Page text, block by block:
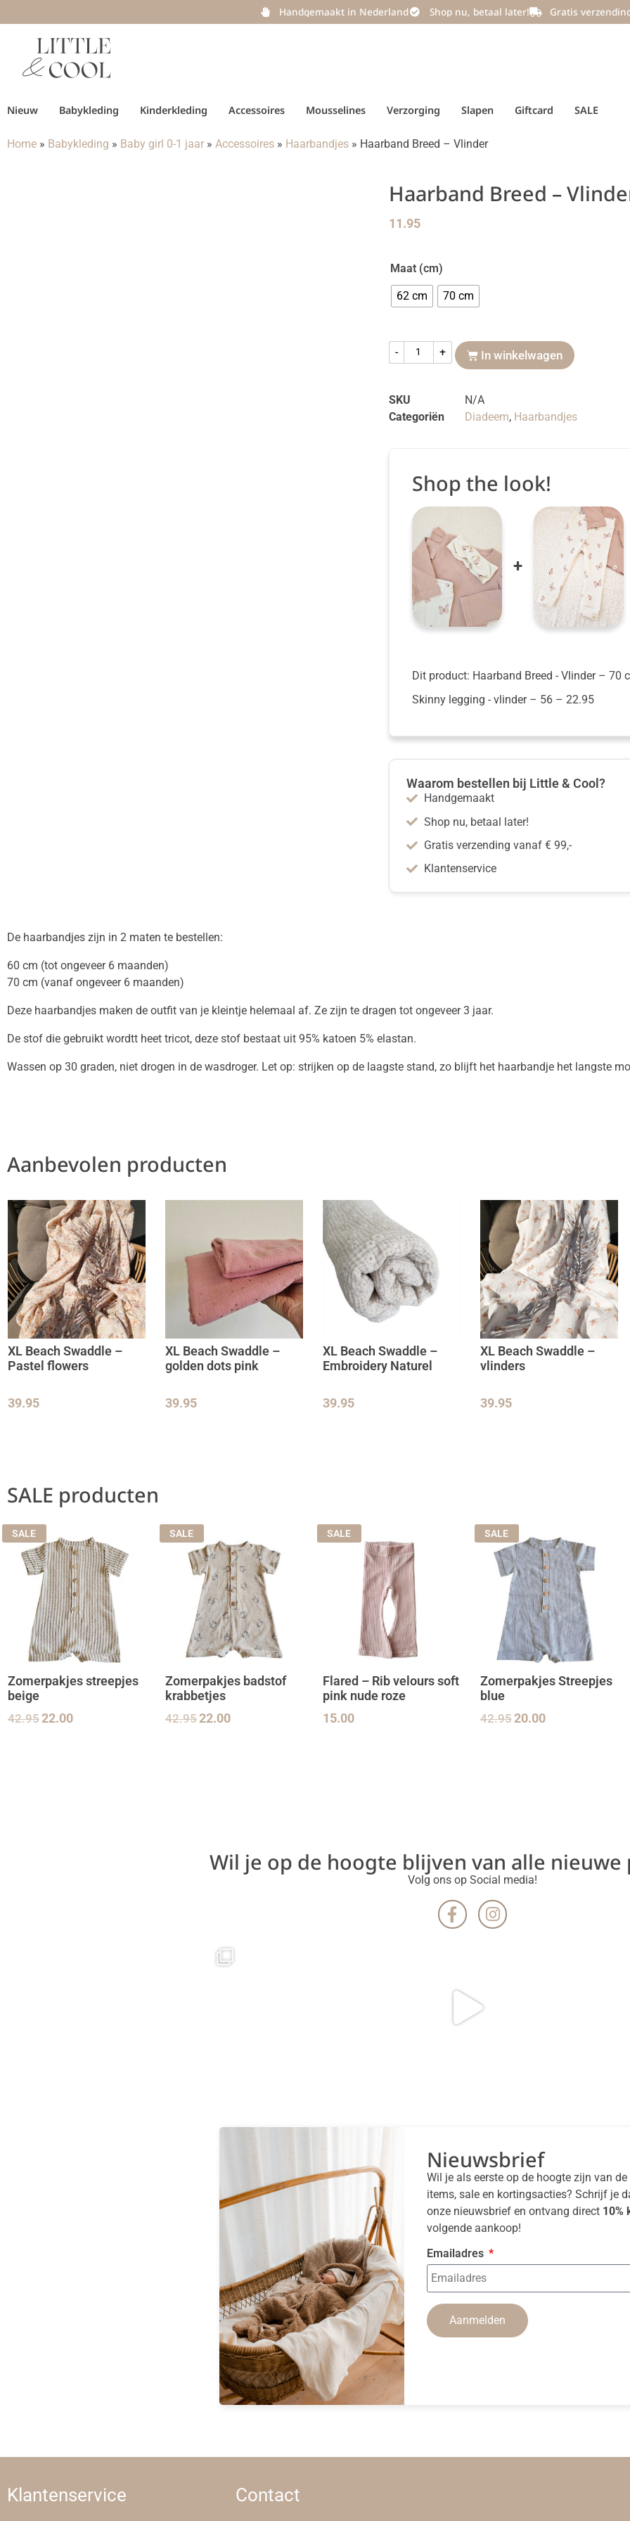
Handgemaakt in Nederland Shop nu, betaal later! Gratis
Nieuw Babykleding Kinderkleding Accessoires Mousselines Verzorging Slapen Giftcard SALE
Home » Babykleding » Baby girl 0-1 jaar » Accessoires » Haarbandjes » Haarband Breed – Vlinder
Haarband Breed –
11.95
Maat (cm)
62 cm 70 cm
- + In winkelwagen
SKU
N/A
Categoriën
Diadeem, Haarbandjes
Shop the look!
+
Dit product: Haarband Breed - Vlinder – 70
Skinny legging - vlinder – 56– 22.95
Waarom bestellen bij Little & Cool?
Handgemaakt
Shop nu, betaal later!
Gratis verzending vanaf € 99,-
Klantenservice
De haarbandjes zijn in 2 maten te bestellen:
60 cm (tot ongeveer 6 maanden)
70 cm (vanaf ongeveer 6 maanden)
Deze haarbandjes maken de outfit van je kleintje helemaal af. Ze zijn te dragen tot ongeveer 3 jaar.
De stof die gebruikt wordtt heet tricot, deze stof bestaat uit 95% katoen 5% elastan.
Wassen op 30 graden, niet drogen in de wasdroger. Let op: strijken op de laagste stand, zo blijft het haarbandje het langste
Aanbevolen producten
XL Beach Swaddle –
Pastel flowers
39.95
XL Beach Swaddle –
golden dots pink
39.95
XL Beach Swaddle –
Embroidery Naturel
39.95
XL Beach Swaddle –
vlinders
39.95
SALE producten
SALE
Zomerpakjes streepjes
beige
42.9522.00
SALE
Zomerpakjes badstof
krabbetjes
42.9522.00
SALE
Flared – Rib velours soft
pink nude roze
15.00
SALE
Zomerpakjes Streepjes
blue
42.9520.00
Wil je op de hoogte blijven van alle nieuwe
Volg ons op Social media!
Nieuwsbrief
Wil je als eerste op de hoogte zijn van
items, sale en kortingsacties? Schrijf je
onze nieuwsbrief en ontvang direct 10%
volgende aankoop!
Emailadres
Aanmelden
Klantenservice Contact